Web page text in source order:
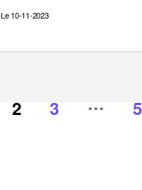
Le 10-11-2023
2 3 … 5